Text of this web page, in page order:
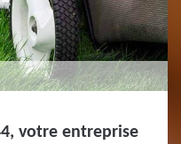
votre entreprise